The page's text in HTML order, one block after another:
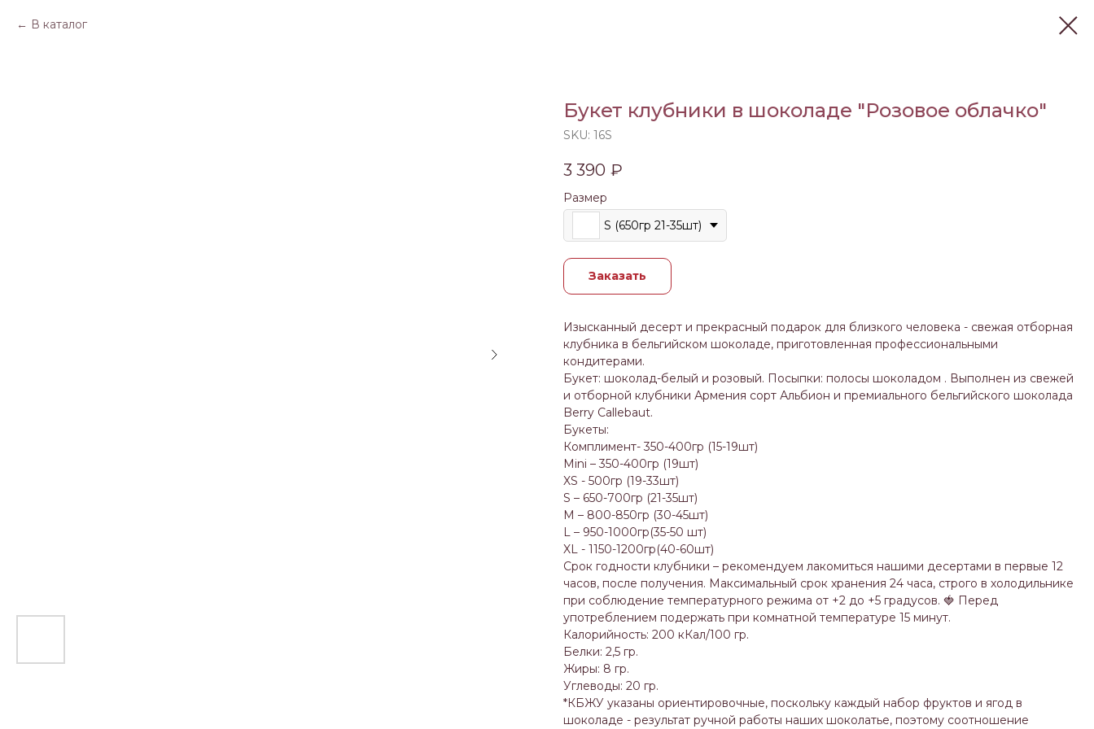
В каталог
Букет клубники в шоколаде "Розовое облачко"
SKU: 16S
3 390 ₽
Размер
S (650гр 21-35шт)
Заказать
Изысканный десерт и прекрасный подарок для близкого человека - свежая отборная
клубника в бельгийском шоколаде, приготовленная профессиональными
кондитерами.
Букет: шоколад-белый и розовый. Посыпки: полосы шоколадом . Выполнен из свежей
и отборной клубники Армения сорт Альбион и премиального бельгийского шоколада
Berry Callebaut.
Букеты:
Комплимент- 350-400гр (15-19шт)
Mini – 350-400гр (19шт)
XS - 500гр (19-33шт)
S – 650-700гр (21-35шт)
M – 800-850гр (30-45шт)
L – 950-1000гр(35-50 шт)
XL - 1150-1200гр(40-60шт)
Срок годности клубники – рекомендуем лакомиться нашими десертами в первые 12
часов, после получения. Максимальный срок хранения 24 часа, строго в холодильнике
при соблюдение температурного режима от +2 до +5 градусов. 🍓 Перед
употреблением подержать при комнатной температуре 15 минут.
Калорийность: 200 кКал/100 гр.
Белки: 2,5 гр.
Жиры: 8 гр.
Углеводы: 20 гр.
*КБЖУ указаны ориентировочные, поскольку каждый набор фруктов и ягод в
шоколаде - результат ручной работы наших шоколатье, поэтому соотношение